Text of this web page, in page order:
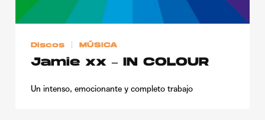
© 2015-2022 UMOMAG. PROPIEDAD DE UMO agency. TODOS LOS
DERECHOS RESERVADOS.
Discos MÚSICA
Jamie xx – IN COLOUR
Un intenso, emocionante y completo trabajo